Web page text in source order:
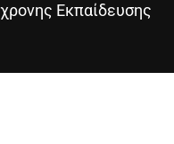
Εκπαίδευσης